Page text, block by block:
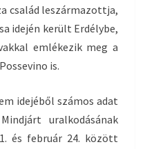
család leszármazottja,
idején került Erdélybe,
emlékezik meg a
is.
idejéből számos adat
uralkodásának
és február 24. között